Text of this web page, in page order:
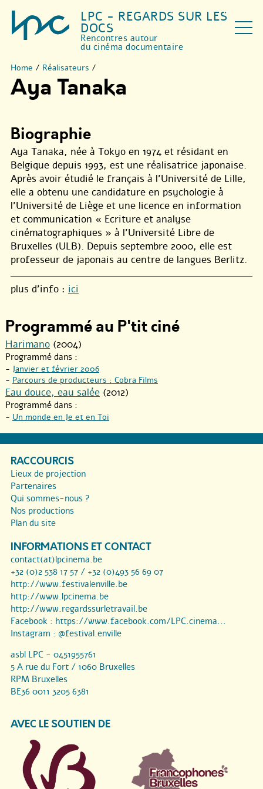
LPC - REGARDS SUR LES
DOCS
Rencontres autour
du cinéma documentaire
Home / Réalisateurs /
Aya Tanaka
Biographie
Aya Tanaka, née à Tokyo en 1974 et résidant en
Belgique depuis 1993, est une réalisatrice japonaise.
Après avoir étudié le français à l’Université de Lille,
elle a obtenu une candidature en psychologie à
l’Université de Liège et une licence en information
et communication « Ecriture et analyse
cinématographiques » à l’Université Libre de
Bruxelles (ULB). Depuis septembre 2000, elle est
professeur de japonais au centre de langues Berlitz.
plus d’info : ici
Programmé au P'tit ciné
Harimano (2004)
Programmé dans :
- Janvier et février 2006
- Parcours de producteurs : Cobra Films
Eau douce, eau salée (2012)
Programmé dans :
- Un monde en Je et en Toi
RACCOURCIS
Lieux de projection
Partenaires
Qui sommes-nous ?
Nos productions
Plan du site
INFORMATIONS ET CONTACT
contact(at)lpcinema.be
+32 (0)2 538 17 57 / +32 (0)493 56 69 07
http://www.festivalenville.be
http://www.lpcinema.be
http://www.regardssurletravail.be
Facebook : https://www.facebook.com/LPC.cinema...
Instagram : @festival.enville
asbl LPC - 0451955761
5 A rue du Fort / 1060 Bruxelles
RPM Bruxelles
BE36 0011 3205 6381
AVEC LE SOUTIEN DE